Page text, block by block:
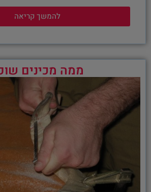
להמשך קריאה
ממה מכינים